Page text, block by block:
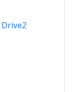
Drive2